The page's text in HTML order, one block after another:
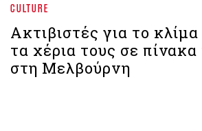
CULTURE
Ακτιβιστές για το
τα χέρια τους σε
στη Μελβούρνη